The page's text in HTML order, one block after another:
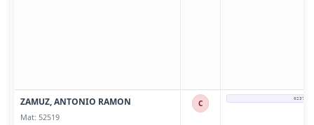
ZAMUZ, ANTONIO RAMON
Mat: 52519
C 0237 -